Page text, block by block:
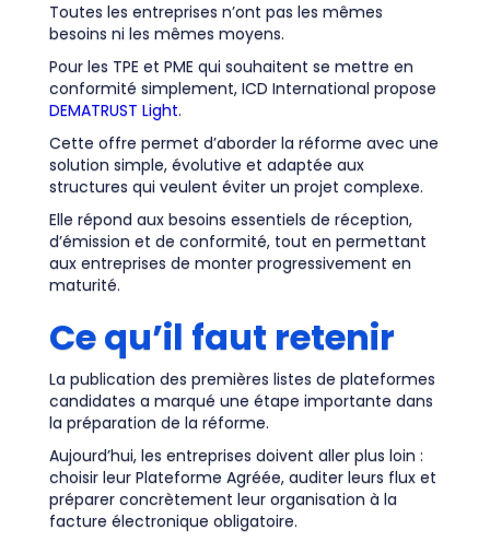
Toutes les entreprises n’ont pas les mêmes
besoins ni les mêmes moyens.
Pour les TPE et PME qui souhaitent se mettre en
conformité simplement, ICD International propose
DEMATRUST Light.
Cette offre permet d’aborder la réforme avec une
solution simple, évolutive et adaptée aux
structures qui veulent éviter un projet complexe.
Elle répond aux besoins essentiels de réception,
d’émission et de conformité, tout en permettant
aux entreprises de monter progressivement en
maturité.
Ce qu’il faut retenir
La publication des premières listes de plateformes
candidates a marqué une étape importante dans
la préparation de la réforme.
Aujourd’hui, les entreprises doivent aller plus loin :
choisir leur Plateforme Agréée, auditer leurs flux et
préparer concrètement leur organisation à la
facture électronique obligatoire.